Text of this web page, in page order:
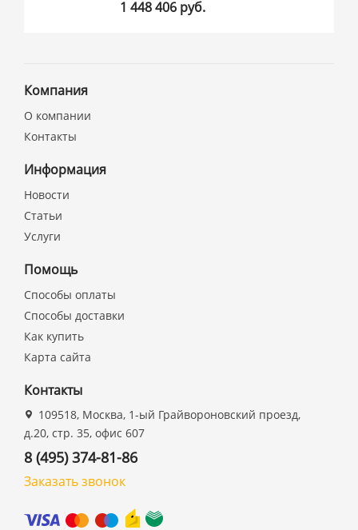
1 448 406 руб.
Компания
О компании
Контакты
Информация
Новости
Статьи
Услуги
Помощь
Способы оплаты
Способы доставки
Как купить
Карта сайта
Контакты
109518, Москва, 1-ый Грайвороновский проезд,
д.20, стр. 35, офис 607
8 (495) 374-81-86
Заказать звонок